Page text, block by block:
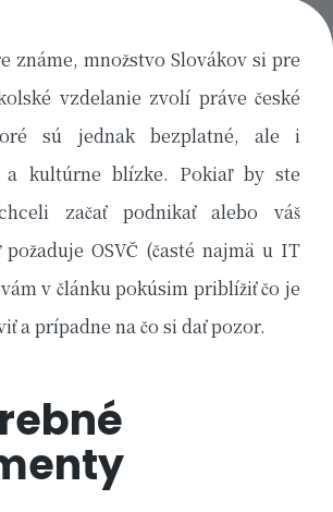
známe, množstvo Slovákov si pre
vzdelanie zvolí práve české
sú jednak bezplatné, ale i
a kultúrne blízke. Pokiaľ by ste
začať podnikať alebo váš
požaduje OSVČ (časté najmä u IT
v článku pokúsim priblížiť čo je
a prípadne na čo si dať pozor.